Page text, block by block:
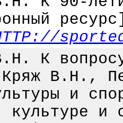
К
В.Н.,
и
культуре и